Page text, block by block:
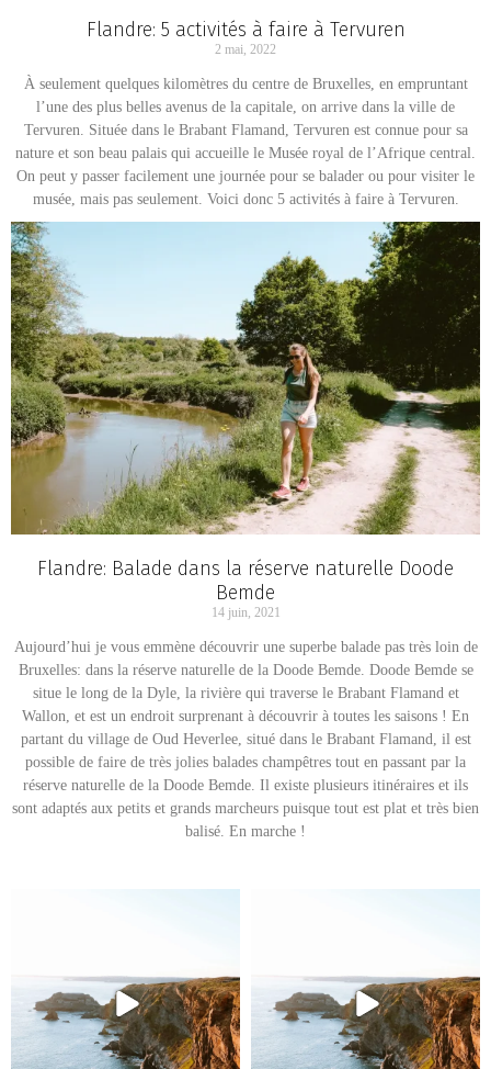
Flandre: 5 activités à faire à Tervuren
2 mai, 2022
À seulement quelques kilomètres du centre de Bruxelles, en empruntant
l’une des plus belles avenus de la capitale, on arrive dans la ville de
Tervuren. Située dans le Brabant Flamand, Tervuren est connue pour sa
nature et son beau palais qui accueille le Musée royal de l’Afrique central.
On peut y passer facilement une journée pour se balader ou pour visiter le
musée, mais pas seulement. Voici donc 5 activités à faire à Tervuren.
Flandre: Balade dans la réserve naturelle Doode
Bemde
14 juin, 2021
Aujourd’hui je vous emmène découvrir une superbe balade pas très loin de
Bruxelles: dans la réserve naturelle de la Doode Bemde. Doode Bemde se
situe le long de la Dyle, la rivière qui traverse le Brabant Flamand et
Wallon, et est un endroit surprenant à découvrir à toutes les saisons ! En
partant du village de Oud Heverlee, situé dans le Brabant Flamand, il est
possible de faire de très jolies balades champêtres tout en passant par la
réserve naturelle de la Doode Bemde. Il existe plusieurs itinéraires et ils
sont adaptés aux petits et grands marcheurs puisque tout est plat et très bien
balisé. En marche !